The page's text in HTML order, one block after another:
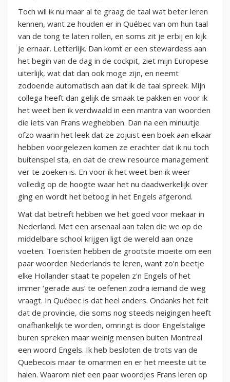
Toch wil ik nu maar al te graag de taal wat beter leren
kennen, want ze houden er in Québec van om hun taal
van de tong te laten rollen, en soms zit je erbij en kijk
je ernaar. Letterlijk. Dan komt er een stewardess aan
het begin van de dag in de cockpit, ziet mijn Europese
uiterlijk, wat dat dan ook moge zijn, en neemt
zodoende automatisch aan dat ik de taal spreek. Mijn
collega heeft dan gelijk de smaak te pakken en voor ik
het weet ben ik verdwaald in een mantra van woorden
die iets van Frans weghebben. Dan na een minuutje
ofzo waarin het leek dat ze zojuist een boek aan elkaar
hebben voorgelezen komen ze erachter dat ik nu toch
buitenspel sta, en dat de crew resource management
ver te zoeken is. En voor ik het weet ben ik weer
volledig op de hoogte waar het nu daadwerkelijk over
ging en wordt het betoog in het Engels afgerond.
Wat dat betreft hebben we het goed voor mekaar in
Nederland. Met een arsenaal aan talen die we op de
middelbare school krijgen ligt de wereld aan onze
voeten. Toeristen hebben de grootste moeite om een
paar woorden Nederlands te leren, want zo'n beetje
elke Hollander staat te popelen z'n Engels of het
immer ‘gerade aus’ te oefenen zodra iemand de weg
vraagt. In Québec is dat heel anders. Ondanks het feit
dat de provincie, die soms nog steeds neigingen heeft
onafhankelijk te worden, omringt is door Engelstalige
buren spreken maar weinig mensen buiten Montreal
een woord Engels. Ik heb besloten de trots van de
Quebecois maar te omarmen en er het meeste uit te
halen. Waarom niet een paar woordjes Frans leren op